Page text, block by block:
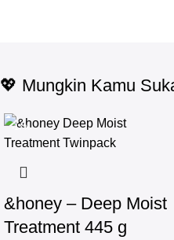
💖 Mungkin Kamu
-17%
&honey – Deep Moist
Treatment 445 g